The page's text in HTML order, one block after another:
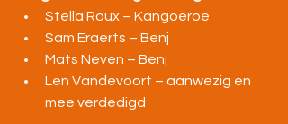
Stella Roux – Kangoeroe
Sam Eraerts – Benj
Mats Neven – Benj
Len Vandevoort – aanwezig en
mee verdedigd